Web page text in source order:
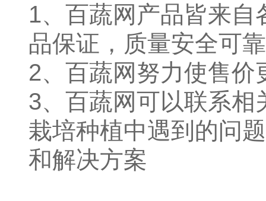
1、 百蔬网产品皆来自
品保证，质量安全可靠
2、百蔬网努力使售
3、百蔬网可以联系
栽培种植中遇到的问
和解决方案